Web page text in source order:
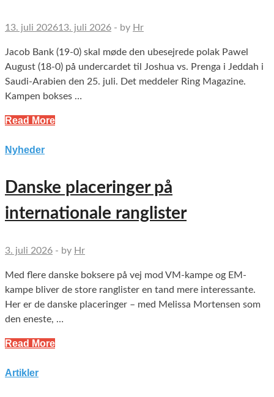
13. juli 202613. juli 2026 - by Hr
Jacob Bank (19-0) skal møde den ubesejrede polak Pawel
August (18-0) på undercardet til Joshua vs. Prenga i Jeddah i
Saudi-Arabien den 25. juli. Det meddeler Ring Magazine.
Kampen bokses …
Read More
Nyheder
Danske placeringer på
internationale ranglister
3. juli 2026 - by Hr
Med flere danske boksere på vej mod VM-kampe og EM-
kampe bliver de store ranglister en tand mere interessante.
Her er de danske placeringer – med Melissa Mortensen som
den eneste, …
Read More
Artikler